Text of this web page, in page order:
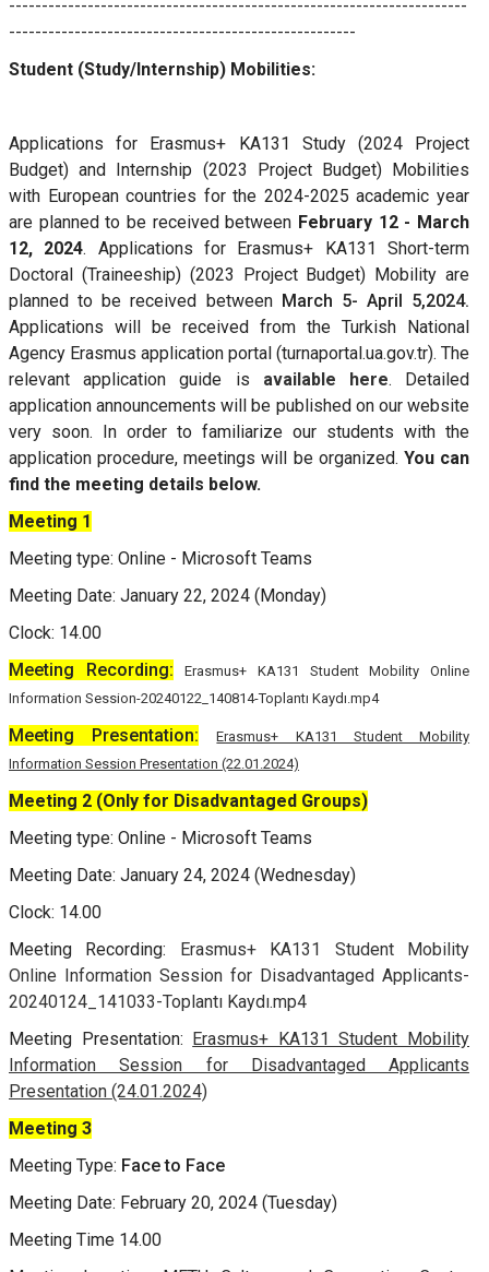
----------------------------------------------------------------------
-----------------------------------------------------
Student (Study/Internship) Mobilities:
Applications for Erasmus+ KA131 Study (2024 Project
Budget) and Internship (2023 Project Budget) Mobilities
with European countries for the 2024-2025 academic year
are planned to be received between February 12 - March
12, 2024. Applications for Erasmus+ KA131 Short-term
Doctoral (Traineeship) (2023 Project Budget) Mobility are
planned to be received between March 5- April 5,2024.
Applications will be received from the Turkish National
Agency Erasmus application portal (turnaportal.ua.gov.tr). The
relevant application guide is available here. Detailed
application announcements will be published on our website
very soon. In order to familiarize our students with the
application procedure, meetings will be organized. You can
find the meeting details below.
Meeting 1
Meeting type: Online - Microsoft Teams
Meeting Date: January 22, 2024 (Monday)
Clock: 14.00
Meeting Recording:
Erasmus+ KA131 Student Mobility Online
Information Session-20240122_140814-Toplantı Kaydı.mp4
Meeting Presentation:
Erasmus+ KA131 Student Mobility
Information Session Presentation (22.01.2024)
Meeting 2 (Only for Disadvantaged Groups)
Meeting type: Online - Microsoft Teams
Meeting Date: January 24, 2024 (Wednesday)
Clock: 14.00
Meeting Recording:
Erasmus+ KA131 Student Mobility
Online Information Session for Disadvantaged Applicants-
20240124_141033-Toplantı Kaydı.mp4
Meeting Presentation:
Erasmus+ KA131 Student Mobility
Information Session for Disadvantaged Applicants
Presentation (24.01.2024)
Meeting 3
Meeting Type: Face to Face
Meeting Date: February 20, 2024 (Tuesday)
Meeting Time 14.00